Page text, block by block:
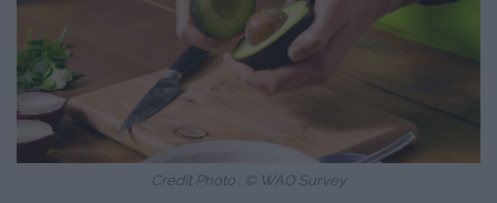
Crédit Photo : © WAO Survey